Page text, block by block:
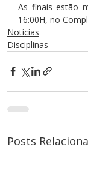
As finais estão
16:00H, no
Notícias
Disciplinas
Posts